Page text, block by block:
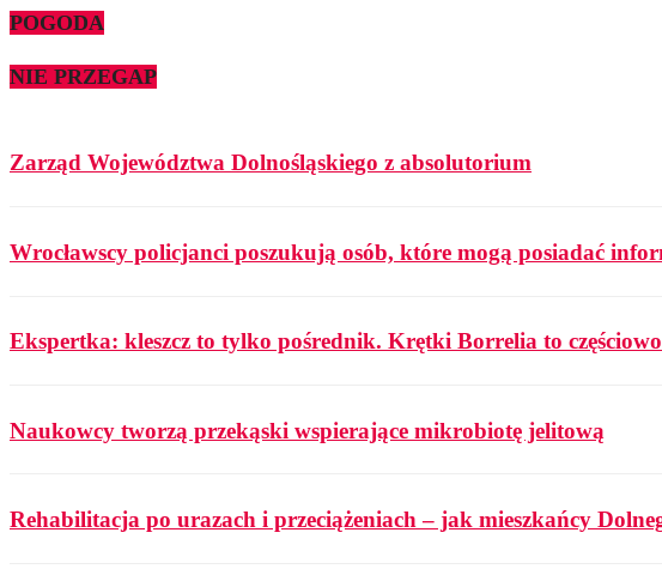
POGODA
NIE PRZEGAP
Zarząd Województwa Dolnośląskiego z absolutorium
Wrocławscy policjanci poszukują osób, które mogą posiadać
Ekspertka: kleszcz to tylko pośrednik. Krętki Borrelia to
Naukowcy tworzą przekąski wspierające mikrobiotę jelitową
Rehabilitacja po urazach i przeciążeniach – jak mieszkańcy